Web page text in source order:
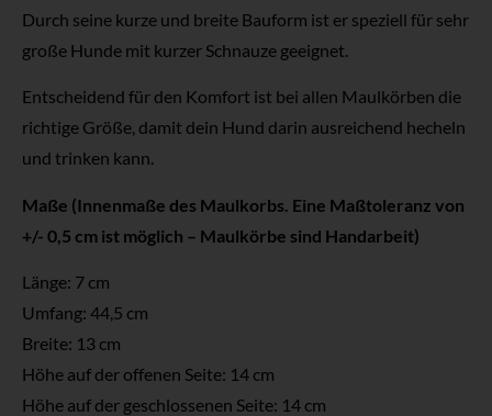
Durch seine kurze und breite Bauform ist er speziell für sehr
große Hunde mit kurzer Schnauze geeignet.
Entscheidend für den Komfort ist bei allen Maulkörben die
richtige Größe, damit dein Hund darin ausreichend hecheln
und trinken kann.
Maße (Innenmaße des Maulkorbs. Eine Maßtoleranz von
+/- 0,5 cm ist möglich – Maulkörbe sind Handarbeit)
Länge: 7 cm
Umfang: 44,5 cm
Breite: 13 cm
Höhe auf der offenen Seite: 14 cm
Höhe auf der geschlossenen Seite: 14 cm